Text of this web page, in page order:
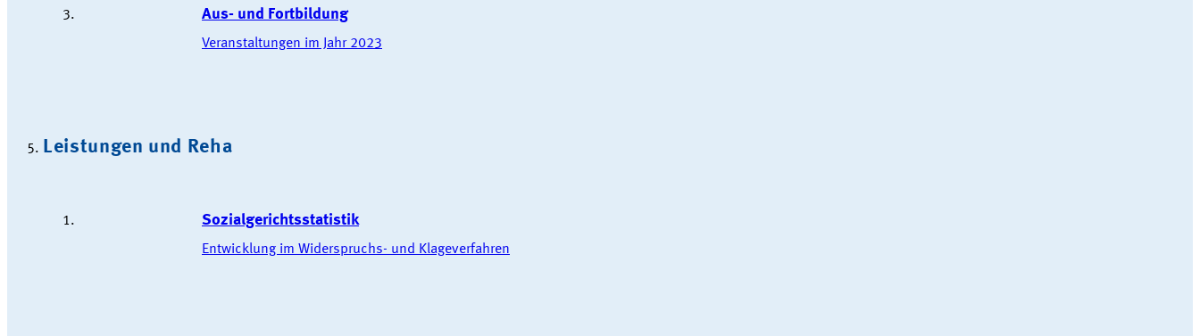
Aus- und Fortbildung
Veranstaltungen im Jahr 2023
Leistungen und Reha
Sozialgerichtsstatistik
Entwicklung im Widerspruchs- und Klageverfahren